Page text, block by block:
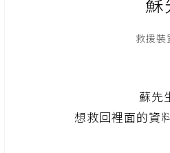
救援裝
蘇先
想救回裡面的資